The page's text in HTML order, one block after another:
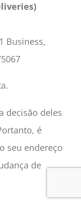
Business,
decisão deles
é
seu endereço
de